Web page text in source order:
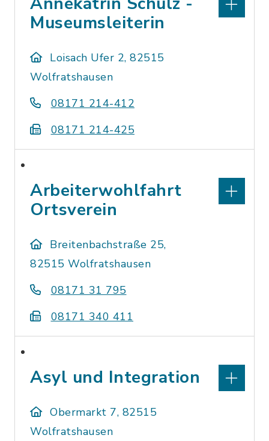
Museumsleiterin
Loisach Ufer 2, 82515
Wolfratshausen
08171 214-412
08171 214-425
Arbeiterwohlfahrt
Ortsverein
Breitenbachstraße 25,
82515 Wolfratshausen
08171 31 795
08171 340 411
Asyl und Integration
Obermarkt 7, 82515
Wolfratshausen